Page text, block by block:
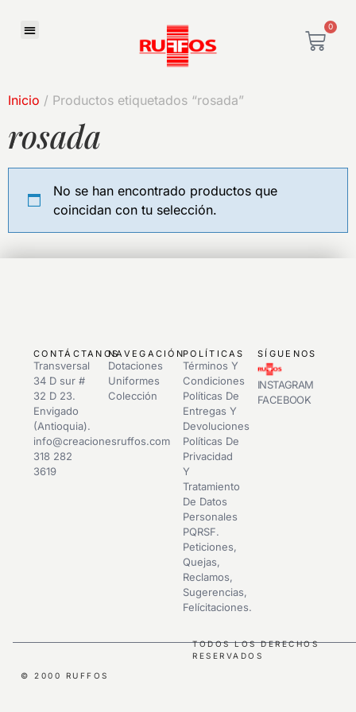
0
Inicio / Productos etiquetados “rosada”
rosada
No se han encontrado productos que
coincidan con tu selección.
CONTÁCTANOS
Transversal
34 D sur #
32 D 23.
Envigado
(Antioquia).
info@creacionesruffos.com
318 282
3619
NAVEGACIÓN
Dotaciones
Uniformes
Colección
POLÍTICAS
Términos Y
Condiciones
Políticas De
Entregas Y
Devoluciones
Políticas De
Privacidad
Y
Tratamiento
De Datos
Personales
PQRSF.
Peticiones,
Quejas,
Reclamos,
Sugerencias,
Felícitaciones.
SÍGUENOS
INSTAGRAM
FACEBOOK
© 2000 RUFFOS
TODOS LOS DERECHOS
RESERVADOS